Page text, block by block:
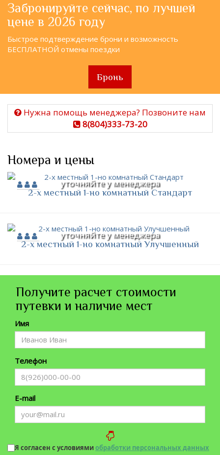
Забронируйте сейчас, по лучшей
цене в 2026 году
Быстрое подтверждение брони и возможность
БЕСПЛАТНОЙ отмены поездки
Бронь
Нужна помощь менеджера? Позвоните нам
8(804)333-73-20
Номера и цены
уточняйте у менеджера
2-х местный 1-но комнатный Стандарт
уточняйте у менеджера
2-х местный 1-но комнатный Улучшенный
Получите расчет стоимости
путевки и наличие мест
Имя
Телефон
E-mail
Я согласен с условиямиобработки персональных данных